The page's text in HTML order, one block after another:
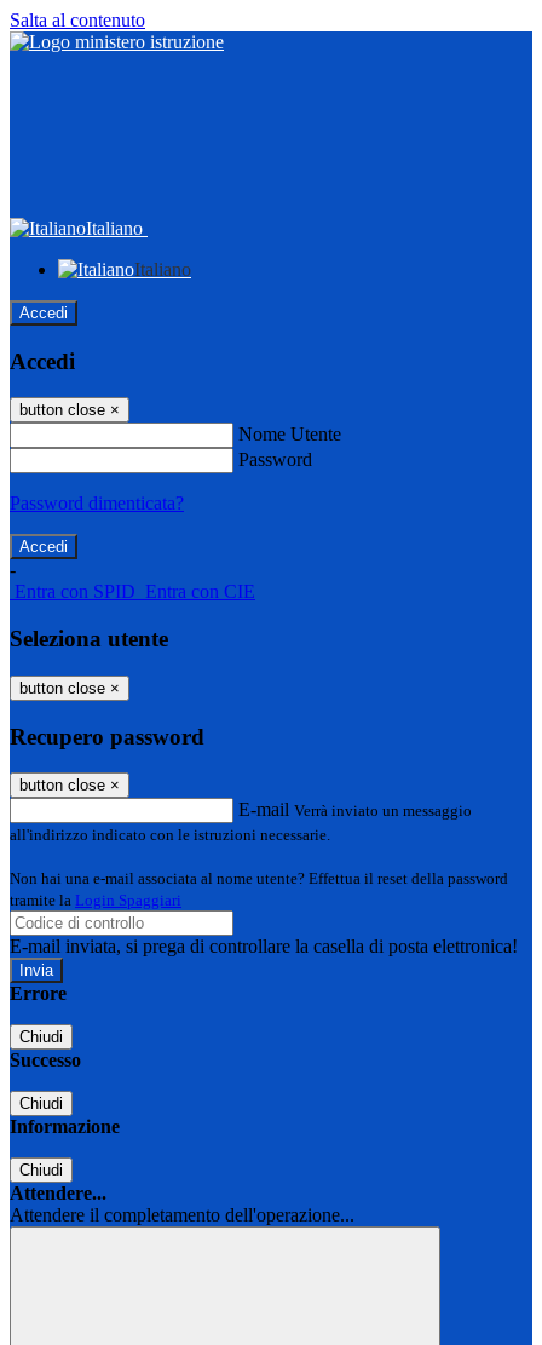
Salta al contenuto
Italiano
Italiano
Accedi
Accedi
button close ×
Nome Utente
Password
Password dimenticata?
-
Entra con SPID Entra con CIE
Seleziona utente
button close ×
Recupero password
button close ×
E-mail Verrà inviato un messaggio
all'indirizzo indicato con le istruzioni necessarie.
Non hai una e-mail associata al nome utente? Effettua il reset della password
tramite la Login Spaggiari
E-mail inviata, si prega di controllare la casella di posta elettronica!
Errore
Chiudi
Successo
Chiudi
Informazione
Chiudi
Attendere...
Attendere il completamento dell'operazione...